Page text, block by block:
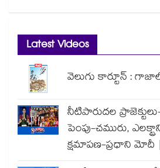
Latest Videos
వెలుగు కార్టూన్ :
నీటిపారుదల
పెంపు-చమురు,
క్షమాపణ-ప్రధాని మోదీ